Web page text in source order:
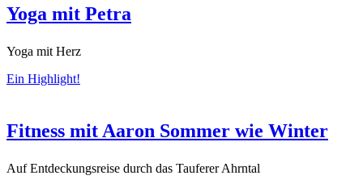
Yoga mit Petra
Yoga mit Herz
Ein Highlight!
Fitness mit Aaron Sommer wie Winter
Auf Entdeckungsreise durch das Tauferer Ahrntal